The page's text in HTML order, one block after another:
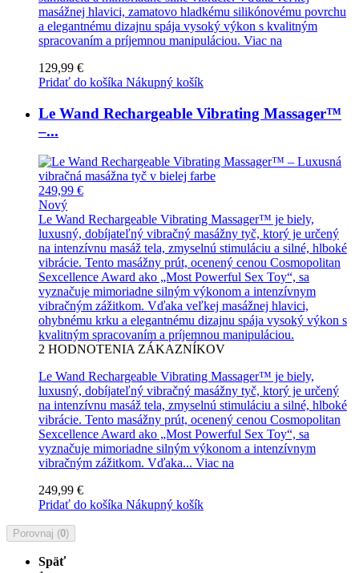
masážnej hlavici, zamatovo hladkému silikónovému povrchu
a elegantnému dizajnu spája vysoký výkon s kvalitným
spracovaním a príjemnou manipuláciou. Viac na
129,99 €
Pridať do košíka Nákupný košík
Le Wand Rechargeable Vibrating Massager™
–...
249,99 €
Nový
Le Wand Rechargeable Vibrating Massager™ je biely,
luxusný, dobíjateľný vibračný masážny tyč, ktorý je určený
na intenzívnu masáž tela, zmyselnú stimuláciu a silné, hlboké
vibrácie. Tento masážny prút, ocenený cenou Cosmopolitan
Sexcellence Award ako „Most Powerful Sex Toy“, sa
vyznačuje mimoriadne silným výkonom a intenzívnym
vibračným zážitkom. Vďaka veľkej masážnej hlavici,
ohybnému krku a elegantnému dizajnu spája vysoký výkon s
kvalitným spracovaním a príjemnou manipuláciou.
2 HODNOTENIA ZÁKAZNÍKOV
Le Wand Rechargeable Vibrating Massager™ je biely,
luxusný, dobíjateľný vibračný masážny tyč, ktorý je určený
na intenzívnu masáž tela, zmyselnú stimuláciu a silné, hlboké
vibrácie. Tento masážny prút, ocenený cenou Cosmopolitan
Sexcellence Award ako „Most Powerful Sex Toy“, sa
vyznačuje mimoriadne silným výkonom a intenzívnym
vibračným zážitkom. Vďaka... Viac na
249,99 €
Pridať do košíka Nákupný košík
Porovnaj (0)
Späť